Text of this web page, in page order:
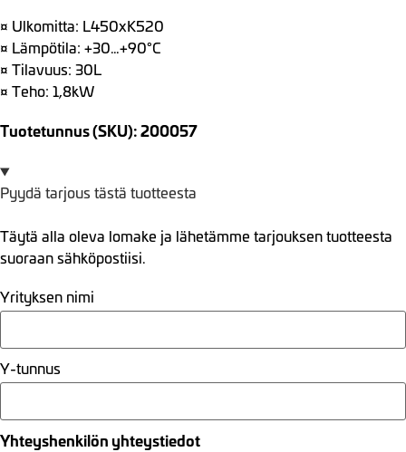
¤ Ulkomitta: L450xK520
¤ Lämpötila: +30…+90°C
¤ Tilavuus: 30L
¤ Teho: 1,8kW
Tuotetunnus (SKU): 200057
Pyydä tarjous tästä tuotteesta
Täytä alla oleva lomake ja lähetämme tarjouksen tuotteesta
suoraan sähköpostiisi.
Yrityksen nimi
Y-tunnus
Yhteyshenkilön yhteystiedot